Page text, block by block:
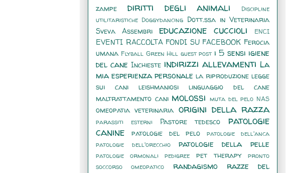
zampe
diritti degli animali
Discipline
utilitaristiche Doggydancing Dott.ssa in Veterinaria
Sveva Assembri
educazione cuccioli ENCI
EVENTI RACCOLTA FONDI SU FACEBOOK Ferocia
umana Flyball Green Hill guest post i 5 sensi igiene
del cane Inchieste indirizzi allevamenti La
mia esperienza personale la riproduzione legge
sui cani
leishmaniosi
linguaggio del cane
maltrattamento cani molossi muta del pelo NAS
omeopatia veterinaria origini della razza
parassiti esterni Pastore tedesco
patologie
canine
patologie del pelo
patologie dell'anca
patologie dell'orecchio
patologie della pelle
patologie ormonali pedigree pet therapy
pronto
soccorso omeopatico
randagismo
razze del